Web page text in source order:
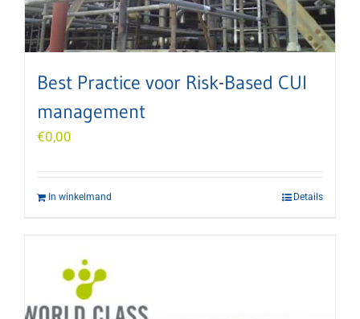
Best Practice voor Risk-Based CUI
management
€0,00
In winkelmand Details